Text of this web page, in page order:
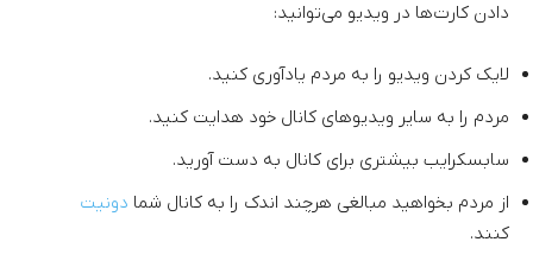
دادن کارت‌ها در ویدیو می‌توانید:
لایک کردن ویدیو را به مردم یادآوری کنید.
مردم را به سایر ویدیوهای کانال خود هدایت کنید.
سابسکرایب بیشتری برای کانال به دست آورید.
از مردم بخواهید مبالغی هرچند اندک را به کانال شما دونیت
کنند.